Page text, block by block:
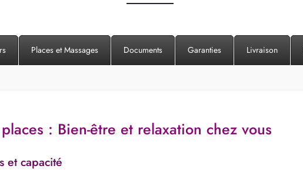
Transport
Places et Massages Documents Garanties Livraison
: Bien-être et relaxation chez vous
et capacité